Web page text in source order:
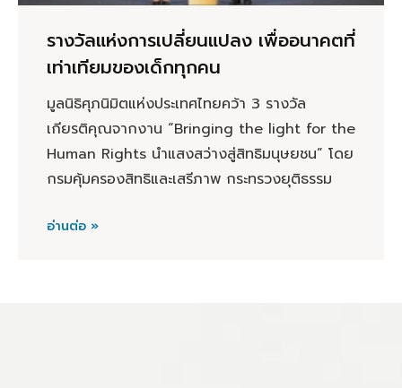
รางวัลแห่งการเปลี่ยนแปลง เพื่ออนาคตที่
เท่าเทียมของเด็กทุกคน
มูลนิธิศุภนิมิตแห่งประเทศไทยคว้า 3 รางวัล
เกียรติคุณจากงาน “Bringing the light for the
Human Rights นำแสงสว่างสู่สิทธิมนุษยชน” โดย
กรมคุ้มครองสิทธิและเสรีภาพ กระทรวงยุติธรรม
อ่านต่อ »